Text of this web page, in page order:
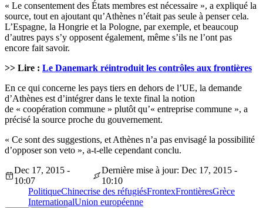
« Le consentement des États membres est nécessaire », a expliqué la
source, tout en ajoutant qu’Athènes n’était pas seule à penser cela.
L’Espagne, la Hongrie et la Pologne, par exemple, et beaucoup
d’autres pays s’y opposent également, même s’ils ne l’ont pas
encore fait savoir.
>> Lire : Le Danemark réintroduit les contrôles aux frontières
En ce qui concerne les pays tiers en dehors de l’UE, la demande
d’Athènes est d’intégrer dans le texte final la notion
de « coopération commune » plutôt qu’« entreprise commune », a
précisé la source proche du gouvernement.
« Ce sont des suggestions, et Athènes n’a pas envisagé la possibilité
d’opposer son veto », a-t-elle cependant conclu.
Dec 17, 2015 -
10:07
Dernière mise à jour: Dec 17, 2015 -
10:10
PolitiqueChinecrise des réfugiésFrontexFrontièresGrèce
InternationalUnion européenne